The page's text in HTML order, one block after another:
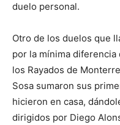
duelo personal.
Otro de los duelos que
por la mínima diferencia
los Rayados de
Sosa sumaron sus
hicieron en casa,
dirigidos por Diego